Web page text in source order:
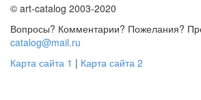
© art-catalog 2003-2020
Вопросы? Комментарии? Пожелания?
catalog@mail.ru
Карта сайта 1 | Карта сайта 2